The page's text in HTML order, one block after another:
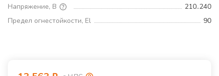
Напряжение, В
210..240
Предел огнестойкости, El
90